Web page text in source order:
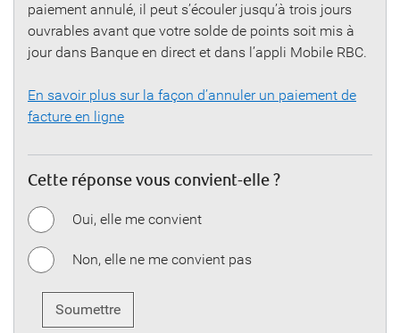
paiement annulé, il peut s’écouler jusqu’à trois jours
ouvrables avant que votre solde de points soit mis à
jour dans Banque en direct et dans l’appli Mobile RBC.
En savoir plus sur la façon d’annuler un paiement de
facture en ligne
Cette réponse vous convient-elle ?
Oui, elle me convient
Non, elle ne me convient pas
Soumettre